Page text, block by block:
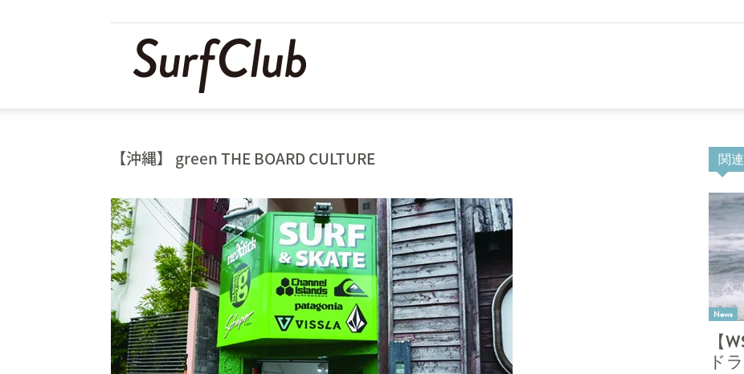
サ
ー
【沖縄】 green THE BOARD CULTURE 関
News
【
ド